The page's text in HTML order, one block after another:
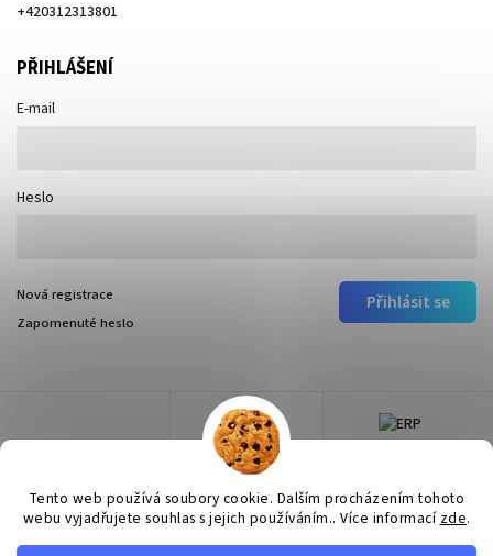
Tento web používá soubory cookie. Dalším procházením tohoto
webu vyjadřujete souhlas s jejich používáním.. Více informací zde.
+420312313801
PŘIHLÁŠENÍ
E-mail
Heslo
Přihlásit se
Nová registrace
Zapomenuté heslo